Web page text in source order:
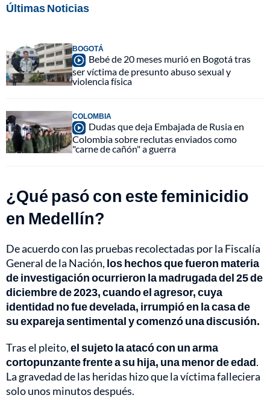
Últimas Noticias
BOGOTÁ
Bebé de 20 meses murió en Bogotá tras
ser víctima de presunto abuso sexual y
violencia física
COLOMBIA
Dudas que deja Embajada de Rusia en
Colombia sobre reclutas enviados como
"carne de cañón" a guerra
¿Qué pasó con este feminicidio
en Medellín?
De acuerdo con las pruebas recolectadas por la Fiscalía
General de la Nación, los hechos que fueron materia
de investigación ocurrieron la madrugada del 25 de
diciembre de 2023, cuando el agresor, cuya
identidad no fue develada, irrumpió en la casa de
su expareja sentimental y comenzó una discusión.
Tras el pleito,el sujeto la atacó con un arma
cortopunzante frente a su hija, una menor de edad.
La gravedad de las heridas hizo que la víctima falleciera
solo unos minutos después.